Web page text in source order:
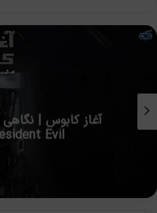
5 شخصیت
بازی‌های